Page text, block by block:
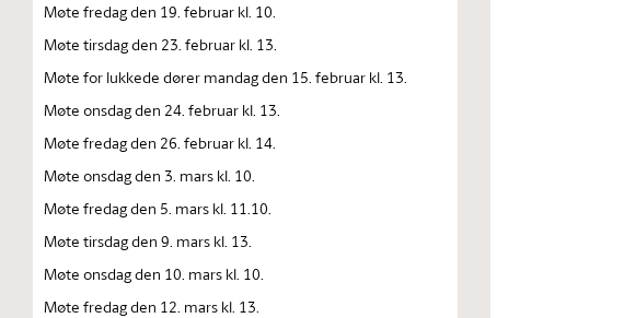
Møte fredag den 19. februar kl. 10.
Møte tirsdag den 23. februar kl. 13.
Møte for lukkede dører mandag den 15. februar kl. 13.
Møte onsdag den 24. februar kl. 13.
Møte fredag den 26. februar kl. 14.
Møte onsdag den 3. mars kl. 10.
Møte fredag den 5. mars kl. 11.10.
Møte tirsdag den 9. mars kl. 13.
Møte onsdag den 10. mars kl. 10.
Møte fredag den 12. mars kl. 13.